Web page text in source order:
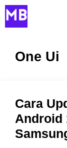
Skip
to
One Ui
Cara
Android